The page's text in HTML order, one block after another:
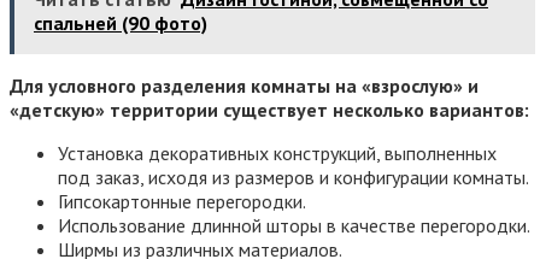
спальней (90 фото)
Для условного разделения комнаты на «взрослую» и
«детскую» территории существует несколько вариантов:
Установка декоративных конструкций, выполненных
под заказ, исходя из размеров и конфигурации комнаты.
Гипсокартонные перегородки.
Использование длинной шторы в качестве перегородки.
Ширмы из различных материалов.